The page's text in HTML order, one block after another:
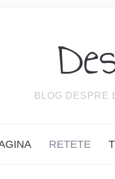
BLOG DESPRE
RETETE